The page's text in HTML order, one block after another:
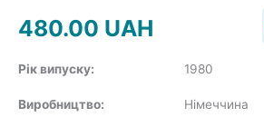
480.00 UAH
Рік випуску: 1980
Виробництво: Німеччина
SOUNDTRACK